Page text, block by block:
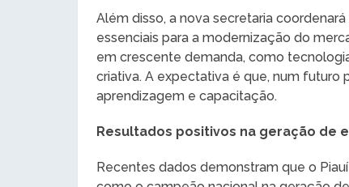
Além disso, a nova secretaria
essenciais para a modernização do
em crescente demanda, como
criativa. A expectativa é que, num futuro
aprendizagem e capacitação.
Resultados positivos na geração de
Recentes dados demonstram que o